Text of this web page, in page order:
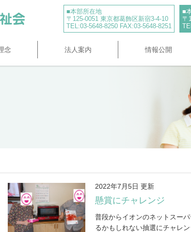
■本部所在地
〒125-0051 東京都葛飾区新宿3-4-10
TEL:03-5648-8250 FAX:03-5648-8251
■
〒
念 法人案内 情報公開
2022年7月5日 更新
懸賞にチャレンジ
普段からイオンのネットスー
るかもしれない抽選にチャレ